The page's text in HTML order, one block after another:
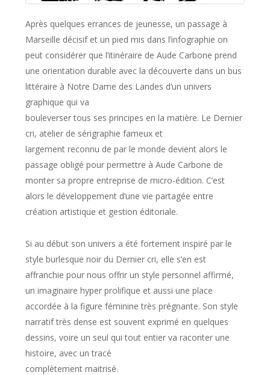
Après quelques errances de jeunesse, un passage à
Marseille décisif et un pied mis dans l’infographie on
peut considérer que l’itinéraire de Aude Carbone prend
une orientation durable avec la découverte dans un bus
littéraire à Notre Dame des Landes d’un univers
graphique qui va
bouleverser tous ses principes en la matière. Le Dernier
cri, atelier de sérigraphie fameux et
largement reconnu de par le monde devient alors le
passage obligé pour permettre à Aude Carbone de
monter sa propre entreprise de micro-édition. C’est
alors le développement d’une vie partagée entre
création artistique et gestion éditoriale.
Si au début son univers a été fortement inspiré par le
style burlesque noir du Dernier cri, elle s’en est
affranchie pour nous offrir un style personnel affirmé,
un imaginaire hyper prolifique et aussi une place
accordée à la figure féminine très prégnante. Son style
narratif très dense est souvent exprimé en quelques
dessins, voire un seul qui tout entier va raconter une
histoire, avec un tracé
complètement maitrisé.